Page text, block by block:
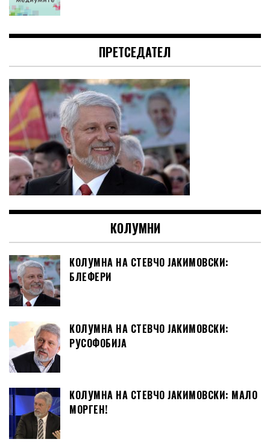
ПРЕТСЕДАТЕЛ
КОЛУМНИ
КОЛУМНА НА СТЕВЧО ЈАКИМОВСКИ:
БЛЕФЕРИ
КОЛУМНА НА СТЕВЧО ЈАКИМОВСКИ:
РУСОФОБИЈА
КОЛУМНА НА СТЕВЧО ЈАКИМОВСКИ: МАЛО
МОРГЕН!